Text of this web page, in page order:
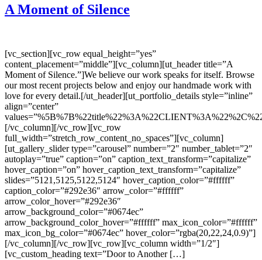
A Moment of Silence
[vc_section][vc_row equal_height=”yes”
content_placement=”middle”][vc_column][ut_header title=”A
Moment of Silence.”]We believe our work speaks for itself. Browse
our most recent projects below and enjoy our handmade work with
love for every detail.[/ut_header][ut_portfolio_details style=”inline”
align=”center”
[/vc_column][/vc_row][vc_row
full_width=”stretch_row_content_no_spaces”][vc_column]
[ut_gallery_slider type=”carousel” number=”2″ number_tablet=”2″
autoplay=”true” caption=”on” caption_text_transform=”capitalize”
hover_caption=”on” hover_caption_text_transform=”capitalize”
slides=”5121,5125,5122,5124″ hover_caption_color=”#ffffff”
caption_color=”#292e36″ arrow_color=”#ffffff”
arrow_color_hover=”#292e36″
arrow_background_color=”#0674ec”
arrow_background_color_hover=”#ffffff” max_icon_color=”#ffffff”
max_icon_bg_color=”#0674ec” hover_color=”rgba(20,22,24,0.9)”]
[/vc_column][/vc_row][vc_row][vc_column width=”1/2″]
[vc_custom_heading text=”Door to Another […]